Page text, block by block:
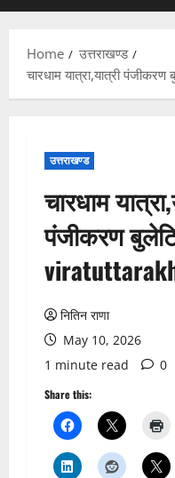
Home
उत्तराखण्ड
चारधाम यात्रा,यात्री
उत्तराखण्ड
चारधाम
पंजीकरण
नितिन राणा
May 10, 2026
1 minute read
0
Share this: